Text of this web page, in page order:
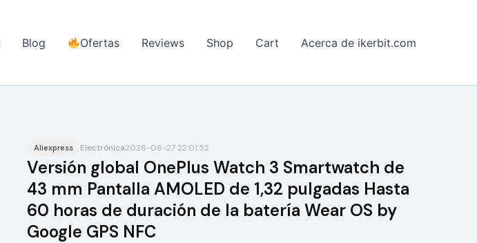
Blog Ofertas Reviews Shop Cart Acerca de ikerbit.com
Aliexpress Electrónica2026-06-27 22:01:52
Versión global OnePlus Watch 3 Smartwatch de
43 mm Pantalla AMOLED de 1,32 pulgadas Hasta
60 horas de duración de la batería Wear OS by
Google GPS NFC